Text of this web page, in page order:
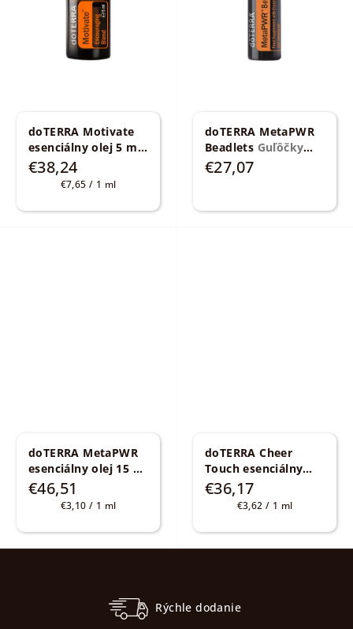
doTERRA Motivate
esenciálny olej 5 ml
Zmes na podporu a
motiváciu
€38,24
Jednotková
€7,65 / 1 ml
doTERRA MetaPWR
Beadlets Guľôčky
MetaPWR™
€27,07
doTERRA MetaPWR
esenciálny olej 15 ml
Metabolická zmes
€46,51
Jednotková
€3,10 / 1 ml
doTERRA Cheer
Touch esenciálny
olej 10 ml
Povzbudzujúca a
€36,17
Jednotková
€3,62 / 1 ml
Z
Rýchle dodanie